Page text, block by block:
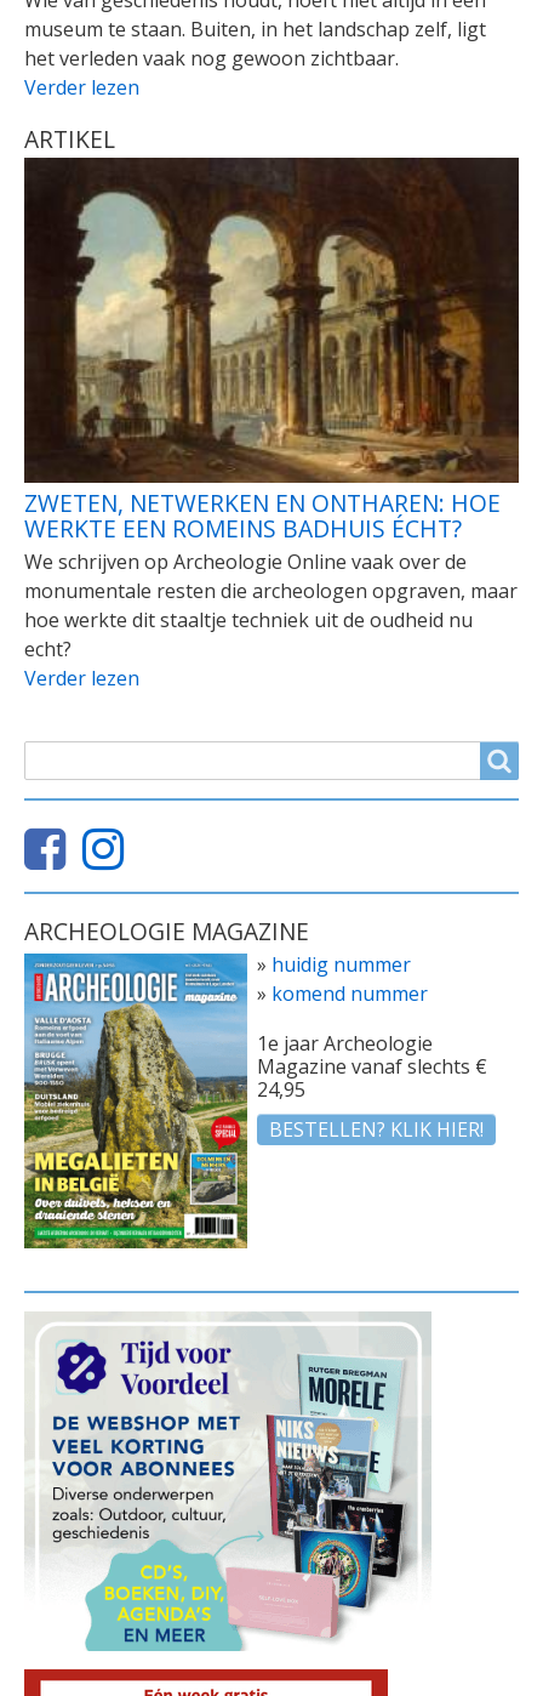
museum te staan. Buiten, in het landschap zelf, ligt
het verleden vaak nog gewoon zichtbaar.
Verder lezen
ARTIKEL
ZWETEN, NETWERKEN EN ONTHAREN: HOE
WERKTE EEN ROMEINS BADHUIS ÉCHT?
We schrijven op Archeologie Online vaak over de
monumentale resten die archeologen opgraven, maar
hoe werkte dit staaltje techniek uit de oudheid nu
echt?
Verder lezen
ARCHEOLOGIE MAGAZINE
» huidig nummer
» komend nummer
1e jaar Archeologie
Magazine vanaf slechts €
24,95
BESTELLEN? KLIK HIER!